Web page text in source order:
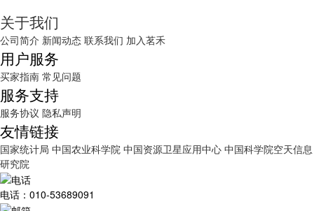
关于我们
公司简介 新闻动态 联系我们 加入茗禾
用户服务
买家指南 常见问题
服务支持
服务协议 隐私声明
友情链接
国家统计局 中国农业科学院 中国资源卫星应用中心 中国科学院空天信息
研究院
电话：010-53689091